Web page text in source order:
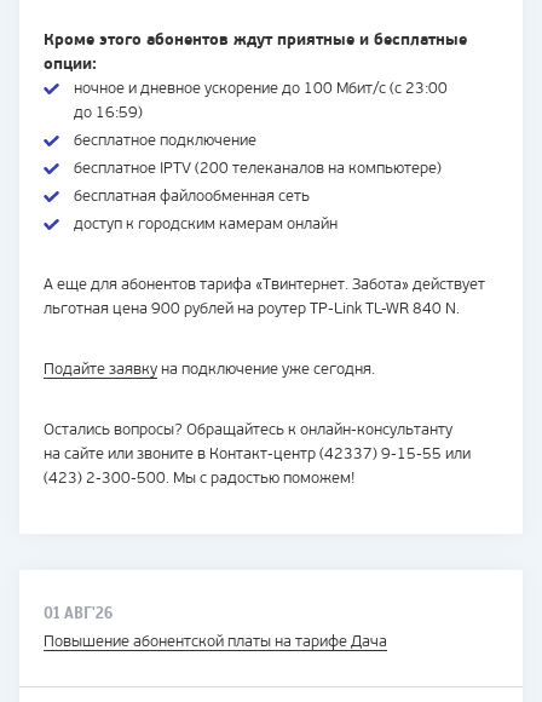
Кроме этого абонентов ждут приятные и бесплатные
опции:
ночное и дневное ускорение до 100 Мбит/с (с 23:00
до 16:59)
бесплатное подключение
бесплатное IPTV (200 телеканалов на компьютере)
бесплатная файлообменная сеть
доступ к городским камерам онлайн
А еще для абонентов тарифа «Твинтернет. Забота» действует
льготная цена 900 рублей на роутер TP-Link TL-WR840 N.
Подайте заявкуна подключение уже сегодня.
Остались вопросы? Обращайтесь к онлайн-консультанту
на сайте или звоните в Контакт-центр(42337) 9-15-55 или
(423) 2-300-500. Мы с радостью поможем!
01 АВГ'26
Повышение абонентской платы на тарифе Дача